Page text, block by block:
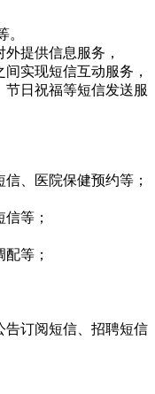
。
提供信息服务，
实现短信互动服务，
日祝福等短信发送服
、医院保健预约等；
等；
等；
告订阅短信、招聘短信